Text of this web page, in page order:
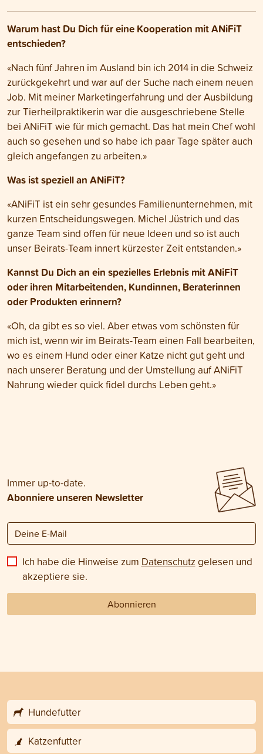
Warum hast Du Dich für eine Kooperation mit ANiFiT
entschieden?
«Nach fünf Jahren im Ausland bin ich 2014 in die Schweiz
zurückgekehrt und war auf der Suche nach einem neuen
Job. Mit meiner Marketingerfahrung und der Ausbildung
zur Tierheilpraktikerin war die ausgeschriebene Stelle
bei ANiFiT wie für mich gemacht. Das hat mein Chef wohl
auch so gesehen und so habe ich paar Tage später auch
gleich angefangen zu arbeiten.»
Was ist speziell an ANiFiT?
«ANiFiT ist ein sehr gesundes Familienunternehmen, mit
kurzen Entscheidungswegen. Michel Jüstrich und das
ganze Team sind offen für neue Ideen und so ist auch
unser Beirats-Team innert kürzester Zeit entstanden.»
Kannst Du Dich an ein spezielles Erlebnis mit ANiFiT
oder ihren Mitarbeitenden, Kundinnen, Beraterinnen
oder Produkten erinnern?
«Oh, da gibt es so viel. Aber etwas vom schönsten für
mich ist, wenn wir im Beirats-Team einen Fall bearbeiten,
wo es einem Hund oder einer Katze nicht gut geht und
nach unserer Beratung und der Umstellung auf ANiFiT
Nahrung wieder quick fidel durchs Leben geht.»
Immer up-to-date.
Abonniere unseren Newsletter
Ich habe die Hinweise zum Datenschutz gelesen und
akzeptiere sie.
Abonnieren
Hundefutter
Katzenfutter